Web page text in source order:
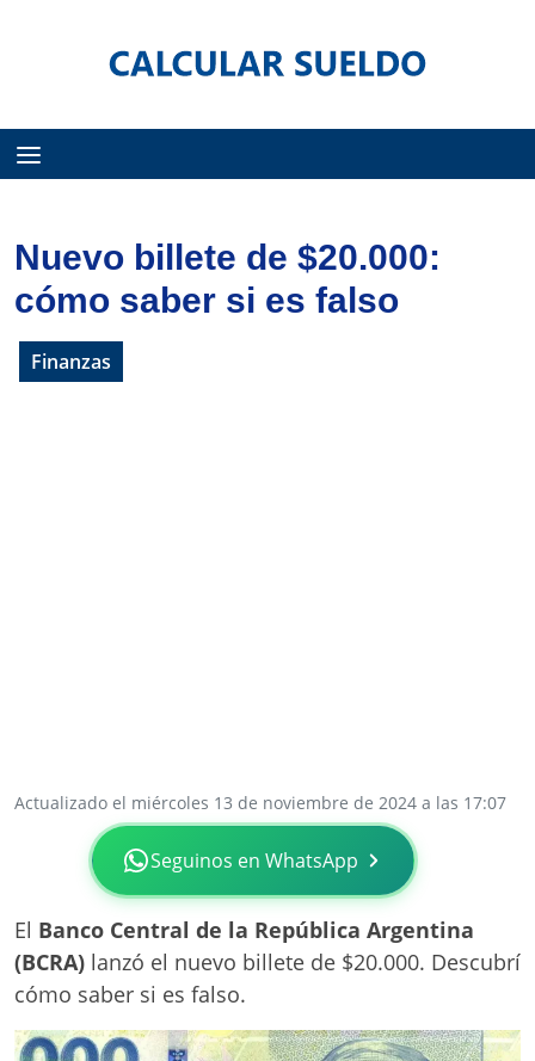
Nuevo billete de $20.000:
cómo saber si es falso
Finanzas
Actualizado el miércoles 13 de noviembre de 2024 a las 17:07
Seguinos en WhatsApp
El Banco Central de la República Argentina
(BCRA) lanzó el nuevo billete de $20.000. Descubrí
cómo saber si es falso.